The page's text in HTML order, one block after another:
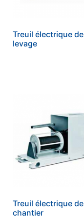
Treuil électrique de
levage
Treuil électrique de
chantier